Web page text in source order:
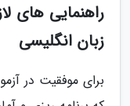
راهنمایی های
زبان انگلیسی
برای موفقیت در